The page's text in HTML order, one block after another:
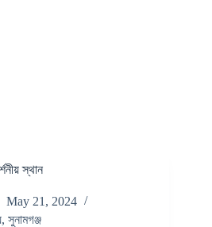
স্থান
May 21, 2024
, সুনামগঞ্জ